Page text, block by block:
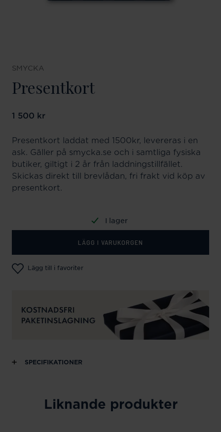
SMYCKA
Presentkort
Pris:1 500 kr
1 500 kr
Presentkort laddat med 1500kr, levereras i en
ask. Gäller på smycka.se och i samtliga fysiska
butiker, giltigt i 2 år från laddningstillfället.
Skickas direkt till brevlådan, fri frakt vid köp av
presentkort.
I lager
LÄGG I VARUKORGEN
Lägg till i favoriter
SPECIFIKATIONER
Liknande produkter